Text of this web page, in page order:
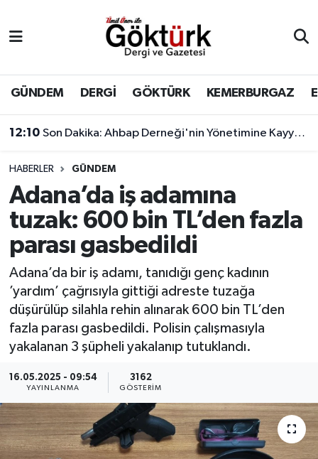
GÜNDEM DERGİ GÖKTÜRK KEMERBURGAZ
12:10 Son Dakika: Ahbap Derneği'nin Yönetimine Kayyum Atandı
HABERLER GÜNDEM
Adana’da iş adamına
tuzak: 600 bin TL’den fazla
parası gasbedildi
Adana’da bir iş adamı, tanıdığı genç kadının
’yardım’ çağrısıyla gittiği adreste tuzağa
düşürülüp silahla rehin alınarak 600 bin TL’den
fazla parası gasbedildi. Polisin çalışmasıyla
yakalanan 3 şüpheli yakalanıp tutuklandı.
16.05.2025 - 09:54
YAYINLANMA
3162
GÖSTERIM
BİLİM
DERGİ
DÜNYA
EĞİTİM
GÖKTÜRK
GÜNDEM
KEMERBURGAZ
KÜLTÜR - SANAT
MAGAZİN
ÖZEL HABER
Eyüpsultan Hava Durumu
Eyüpsultan Trafik Yoğunluk Haritası
Süper Lig Puan Durumu ve Fikstür
Tüm Manşetler
Son Dakika Haberleri